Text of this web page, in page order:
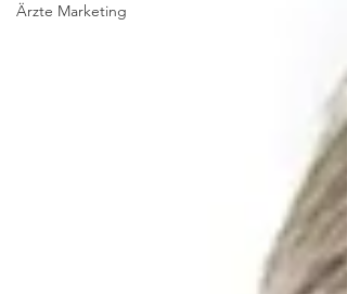
Ärzte Marketing